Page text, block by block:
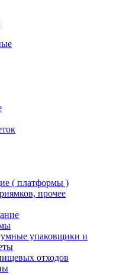
( платформы )
прочее
упаковщики и
отходов